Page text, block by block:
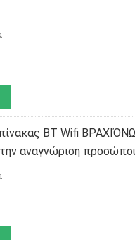
BT Wifi
αναγνώριση